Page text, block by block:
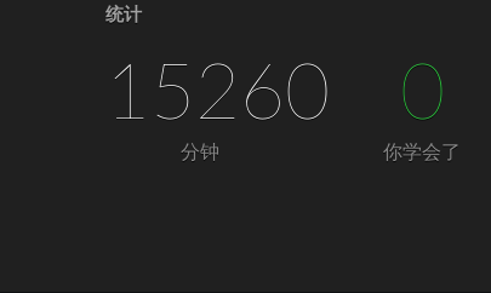
统计
15260
分钟
0
你学会了